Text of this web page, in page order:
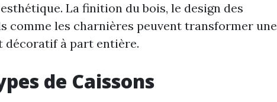
La finition du bois, le design des
comme les charnières peuvent transformer une
décoratif à part entière.
de Caissons